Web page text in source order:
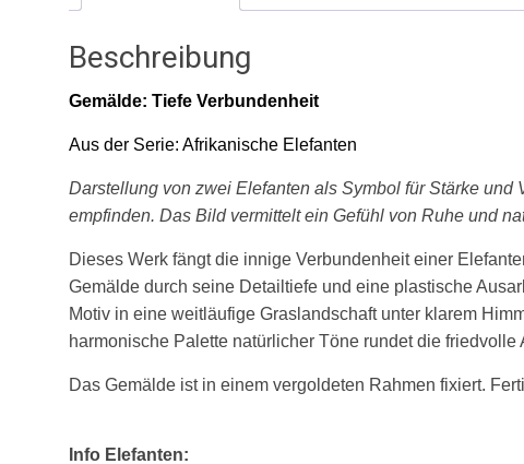
Beschreibung
Gemälde: Tiefe Verbundenheit
Aus der Serie: Afrikanische Elefanten
Darstellung von zwei Elefanten als Symbol für Stärke
empfinden. Das Bild vermittelt ein Gefühl von Ruhe und
Dieses Werk fängt die innige Verbundenheit einer
Gemälde durch seine Detailtiefe und eine plastische
Motiv in eine weitläufige Graslandschaft unter klarem
harmonische Palette natürlicher Töne rundet die friedvolle
Das Gemälde ist in einem vergoldeten Rahmen fixiert.
Info Elefanten: